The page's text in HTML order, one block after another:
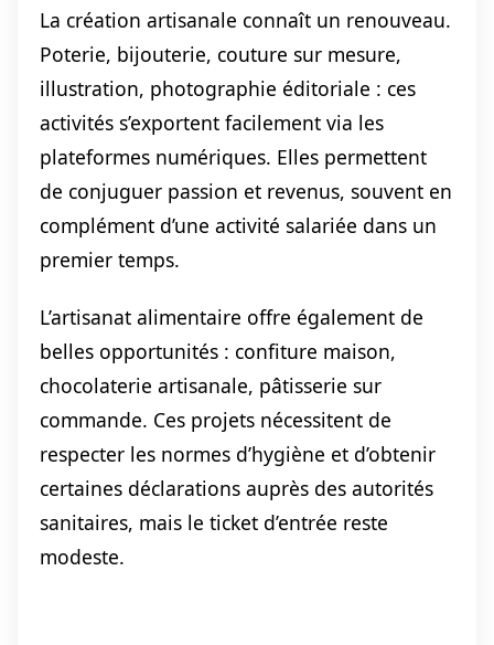
La création artisanale connaît un renouveau.
Poterie, bijouterie, couture sur mesure,
illustration, photographie éditoriale : ces
activités s’exportent facilement via les
plateformes numériques. Elles permettent
de conjuguer passion et revenus, souvent en
complément d’une activité salariée dans un
premier temps.
L’artisanat alimentaire offre également de
belles opportunités : confiture maison,
chocolaterie artisanale, pâtisserie sur
commande. Ces projets nécessitent de
respecter les normes d’hygiène et d’obtenir
certaines déclarations auprès des autorités
sanitaires, mais le ticket d’entrée reste
modeste.